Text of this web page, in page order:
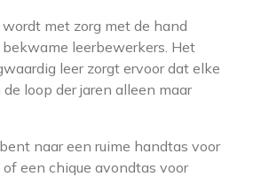
met zorg met de hand
leerbewerkers. Het
leer zorgt ervoor dat elke
loop der jaren alleen maar
naar een ruime handtas voor
een chique avondtas voor